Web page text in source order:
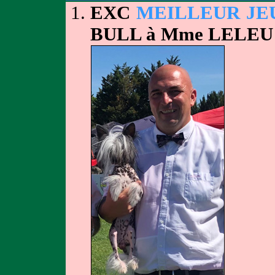
EXCMEILLEUR
BULL à Mme LELEU